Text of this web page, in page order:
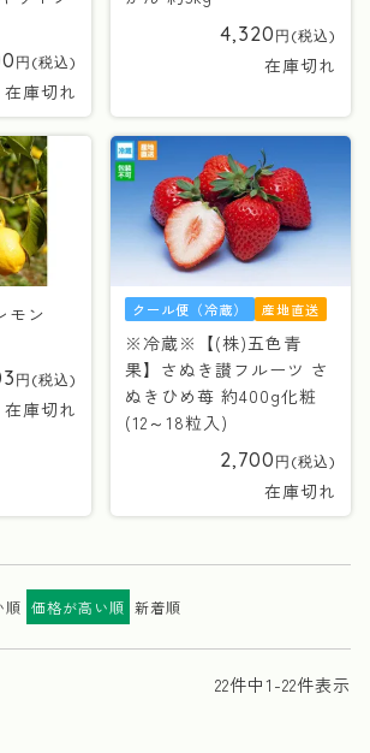
在庫切れ
4,320
在庫切れ
モン
在庫切れ
クール便（冷蔵） 産地直送
※冷蔵※【(株)五色青
果】さぬき讃フルーツ さ
ぬきひめ苺 約400g化粧
(12～18粒入)
2,700
在庫切れ
順 価格が高い順 新着順
22件中1 -22件表示